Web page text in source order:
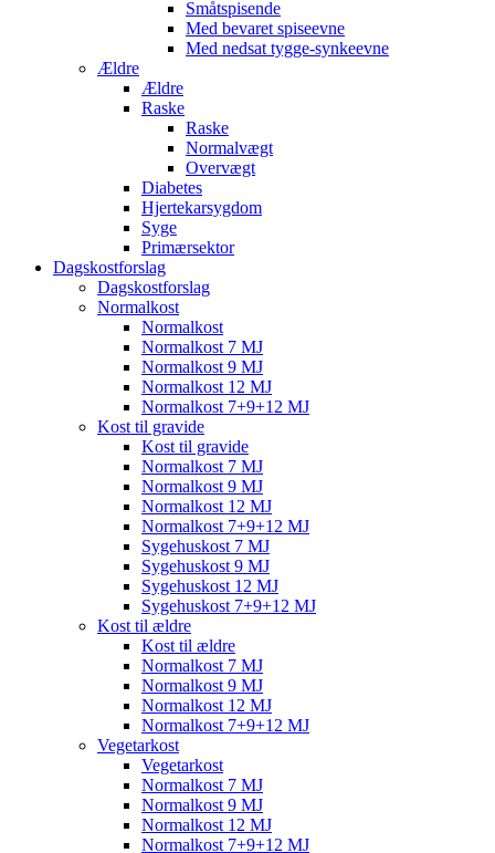
Småtspisende
Med bevaret spiseevne
Med nedsat tygge-synkeevne
Ældre
Ældre
Raske
Raske
Normalvægt
Overvægt
Diabetes
Hjertekarsygdom
Syge
Primærsektor
Dagskostforslag
Dagskostforslag
Normalkost
Normalkost
Normalkost 7 MJ
Normalkost 9 MJ
Normalkost 12 MJ
Normalkost 7+9+12 MJ
Kost til gravide
Kost til gravide
Normalkost 7 MJ
Normalkost 9 MJ
Normalkost 12 MJ
Normalkost 7+9+12 MJ
Sygehuskost 7 MJ
Sygehuskost 9 MJ
Sygehuskost 12 MJ
Sygehuskost 7+9+12 MJ
Kost til ældre
Kost til ældre
Normalkost 7 MJ
Normalkost 9 MJ
Normalkost 12 MJ
Normalkost 7+9+12 MJ
Vegetarkost
Vegetarkost
Normalkost 7 MJ
Normalkost 9 MJ
Normalkost 12 MJ
Normalkost 7+9+12 MJ